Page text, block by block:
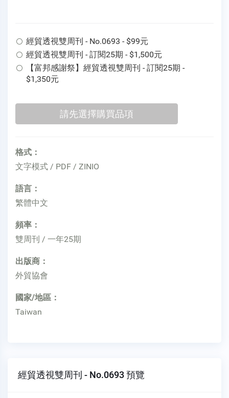
經貿透視雙周刊 - No.0693 - $99元
經貿透視雙周刊 - 訂閱25期 - $1,500元
【富邦感謝祭】經貿透視雙周刊 - 訂閱25期 -
$1,350元
格式：
文字模式 / PDF / ZINIO
語言：
繁體中文
頻率：
雙周刊 / 一年25期
出版商：
外貿協會
國家/地區：
Taiwan
經貿透視雙周刊 - No.0693 預覽